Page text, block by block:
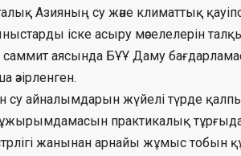
Азияның су және климаттық
іске асыру мәселелерін
саммит аясында БҰҰ Даму
айналымдарын жүйелі түрде
практикалық
жанынан арнайы жұмыс тобын